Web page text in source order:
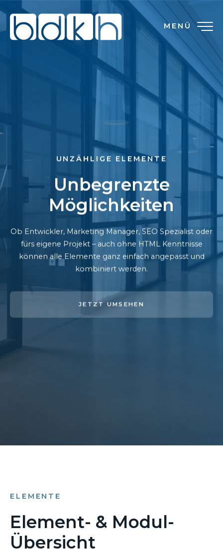
MENÜ
UNZÄHLIGE ELEMENTE
Unbegrenzte
Möglichkeiten
Ob Entwickler, Marketing Manager, SEO Spezialist oder
fürs eigene Projekt – auch ohne HTML Kenntnisse
können alle Elemente ganz einfach angepasst und
kombiniert werden.
JETZT UMSEHEN
ELEMENTE
Element- & Modul-
Übersicht